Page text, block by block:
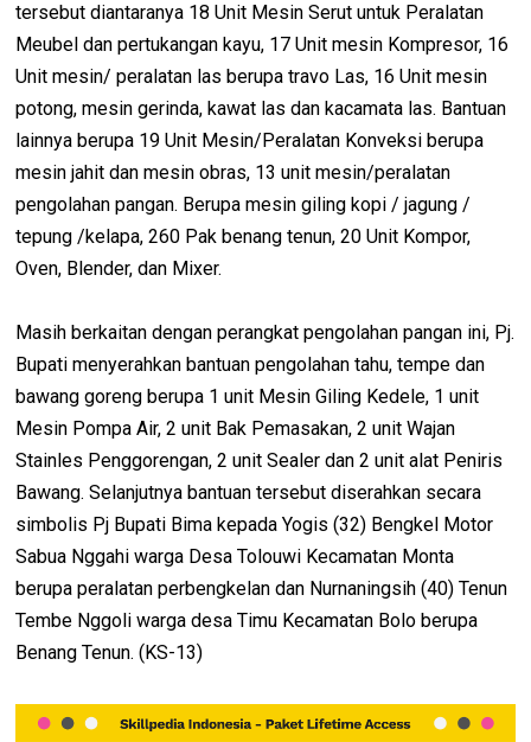
tersebut diantaranya 18 Unit Mesin Serut untuk Peralatan
Meubel dan pertukangan kayu, 17 Unit mesin Kompresor, 16
Unit mesin/ peralatan las berupa travo Las, 16 Unit mesin
potong, mesin gerinda, kawat las dan kacamata las. Bantuan
lainnya berupa 19 Unit Mesin/Peralatan Konveksi berupa
mesin jahit dan mesin obras, 13 unit mesin/peralatan
pengolahan pangan. Berupa mesin giling kopi / jagung /
tepung /kelapa, 260 Pak benang tenun, 20 Unit Kompor,
Oven, Blender, dan Mixer.
Masih berkaitan dengan perangkat pengolahan pangan ini, Pj.
Bupati menyerahkan bantuan pengolahan tahu, tempe dan
bawang goreng berupa 1 unit Mesin Giling Kedele, 1 unit
Mesin Pompa Air, 2 unit Bak Pemasakan, 2 unit Wajan
Stainles Penggorengan, 2 unit Sealer dan 2 unit alat Peniris
Bawang. Selanjutnya bantuan tersebut diserahkan secara
simbolis Pj Bupati Bima kepada Yogis (32) Bengkel Motor
Sabua Nggahi warga Desa Tolouwi Kecamatan Monta
berupa peralatan perbengkelan dan Nurnaningsih (40) Tenun
Tembe Nggoli warga desa Timu Kecamatan Bolo berupa
Benang Tenun. (KS-13)